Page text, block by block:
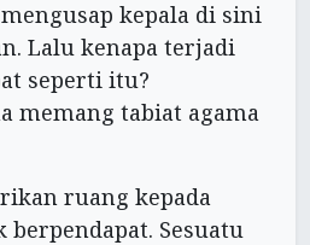
kepala di sini
Lalu kenapa terjadi
seperti itu?
memang tabiat agama
ruang kepada
Sesuatu